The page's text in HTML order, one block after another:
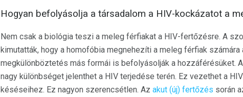
Hogyan befolyásolja a társadalom a HIV-kockázatot a
Nem csak a biológia teszi a meleg férfiakat a HIV-fertőzésre. A
kimutatták, hogy a homofóbia megnehezíti a meleg férfiak
megkülönböztetés más formái is befolyásolják a hozzáférésüket.
nagy különbséget jelenthet a HIV terjedése terén. Ez vezethet a
késéseihez. Ez nagyon szerencsétlen. Az akut (új) fertőzés során